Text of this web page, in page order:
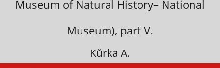
Museum of Natural History– National
Museum), part V.
Kůrka A.